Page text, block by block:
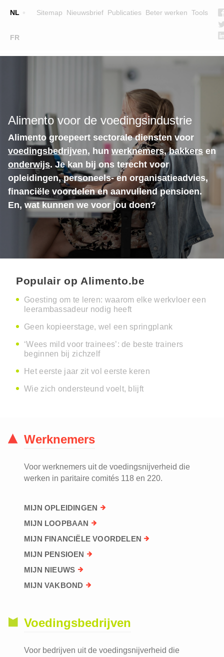
NL
FR
Sitemap Nieuwsbrief Publicaties Beter werken Tools
Main
TEAM
CONTACT
Alimento voor de voedingsindustrie
Alimento groepeert sectorale diensten voor
voedingsbedrijven, hun werknemers,bakkers en
onderwijs. Je kan bij ons terecht voor
opleidingen, personeels- en organisatieadvies,
financiële voordelen en aanvullend pensioen.
En, wat kunnen we voor jou doen?
Populair op Alimento.be
Goesting om te leren: waarom elke werkvloer een
leerambassadeur nodig heeft
Geen kopieerstage, wel een springplank
‘Wees mild voor trainees’: de beste trainers
beginnen bij zichzelf
Het eerste jaar zit vol eerste keren
Wie zich ondersteund voelt, blijft
Werknemers
Voor werknemers uit de voedingsnijverheid die
werken in paritaire comités 118 en 220.
MIJN OPLEIDINGEN
MIJN LOOPBAAN
MIJN FINANCIËLE VOORDELEN
MIJN PENSIOEN
MIJN NIEUWS
MIJN VAKBOND
Voedingsbedrijven
Voor bedrijven uit de voedingsnijverheid die